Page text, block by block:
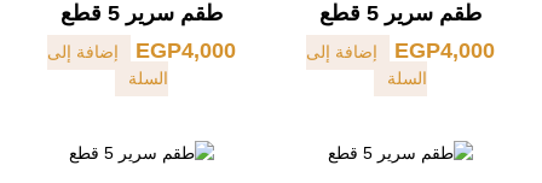
طقم سرير 5 قطع
EGP4,000
إضافة إلى
السلة
طقم سرير 5 قطع
EGP4,000
إضافة إلى
السلة